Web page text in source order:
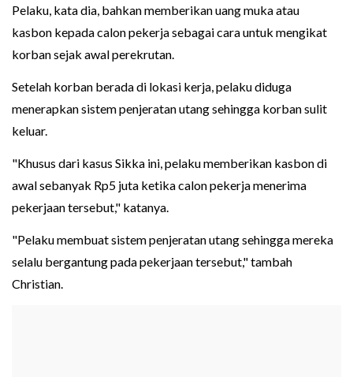
Pelaku, kata dia, bahkan memberikan uang muka atau
kasbon kepada calon pekerja sebagai cara untuk mengikat
korban sejak awal perekrutan.
Setelah korban berada di lokasi kerja, pelaku diduga
menerapkan sistem penjeratan utang sehingga korban sulit
keluar.
"Khusus dari kasus Sikka ini, pelaku memberikan kasbon di
awal sebanyak Rp5 juta ketika calon pekerja menerima
pekerjaan tersebut," katanya.
"Pelaku membuat sistem penjeratan utang sehingga mereka
selalu bergantung pada pekerjaan tersebut," tambah
Christian.